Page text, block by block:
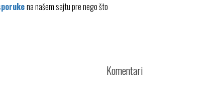
na našem sajtu pre nego što
Komentari